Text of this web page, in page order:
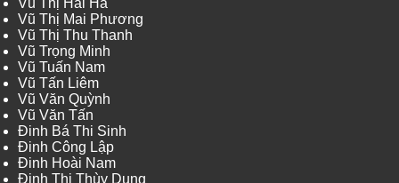
Vũ Thị Mai Phương
Vũ Thị Thu Thanh
Vũ Trọng Minh
Vũ Tuấn Nam
Vũ Tấn Liêm
Vũ Văn Quỳnh
Vũ Văn Tấn
Đinh Bá Thi Sinh
Đinh Công Lập
Đinh Hoài Nam
Đinh Thị Thùy Dung